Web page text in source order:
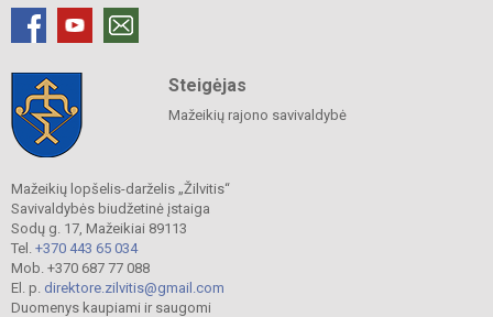
Steigėjas
Mažeikių rajono savivaldybė
Mažeikių lopšelis-darželis „Žilvitis“
Savivaldybės biudžetinė įstaiga
Sodų g. 17, Mažeikiai 89113
Tel. +370 443 65 034
Mob. +370 687 77 088
El. p. direktore.zilvitis@gmail.com
Duomenys kaupiami ir saugomi